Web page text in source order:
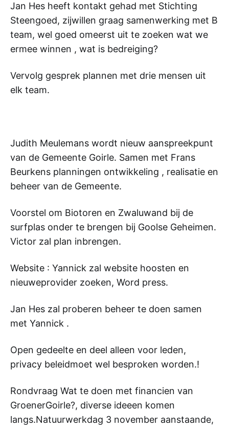
Jan Hes heeft kontakt gehad met Stichting
Steengoed, zijwillen graag samenwerking met B
team, wel goed omeerst uit te zoeken wat we
ermee winnen , wat is bedreiging?
Vervolg gesprek plannen met drie mensen uit
elk team.
Judith Meulemans wordt nieuw aanspreekpunt
van de Gemeente Goirle. Samen met Frans
Beurkens planningen ontwikkeling , realisatie en
beheer van de Gemeente.
Voorstel om Biotoren en Zwaluwand bij de
surfplas onder te brengen bij Goolse Geheimen.
Victor zal plan inbrengen.
Website : Yannick zal website hoosten en
nieuweprovider zoeken, Word press.
Jan Hes zal proberen beheer te doen samen
met Yannick .
Open gedeelte en deel alleen voor leden,
privacy beleidmoet wel besproken worden.!
Rondvraag Wat te doen met financien van
GroenerGoirle?, diverse ideeen komen
langs.Natuurwerkdag 3 november aanstaande,